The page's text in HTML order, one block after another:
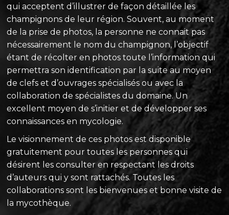
qui acceptent d’illustrer de façon détaillée les
champignons de leur région. Souvent, au moment
de la prise de photos, la personne ne connait pas
nécessairement le nom du champignon, l’objectif
étant de récolter en photos toute l’information qui
permettra son identification par la suite au moyen
de clefs et d’ouvrages spécialisés ou avec la
collaboration de spécialistes du domaine. Un
excellent moyen de s’initier et de développer ses
connaissances en mycologie.
Le visionnement de ces photos est disponible
gratuitement pour toutes les personnes qui
désirent les consulter en respectant les droits
d’auteurs qui y sont rattachés. Toutes les
collaborations sont les bienvenues et bonne visite de
la mycothèque.